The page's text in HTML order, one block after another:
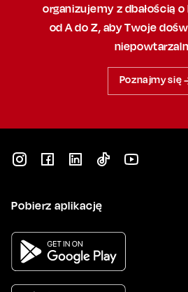
organizujemy z dbałością o
od A do Z, abyTwoje
Poznajmy się
Pobierz aplikację